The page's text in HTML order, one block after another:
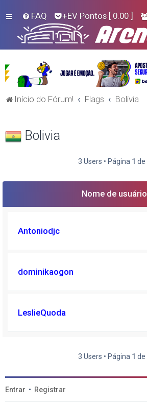
FAQ +EV Pontos [ 0.00 ]
Início do Fórum! Flags Bolivia
Bolivia
3 Users • Página 1 de
Nome de usuário
Antoniodjc
dominikaogon
LeslieQuoda
3 Users • Página 1 de
Entrar • Registrar